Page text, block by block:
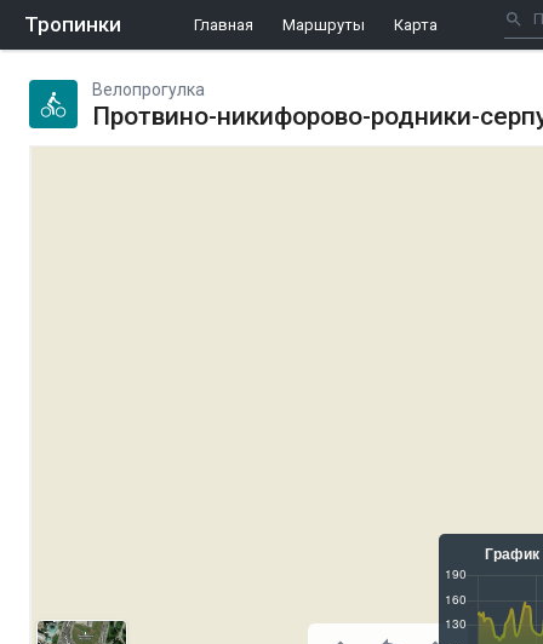
Тропинки Главная Маршруты Карта
Велопрогулка
Протвино-никифорово-родники-